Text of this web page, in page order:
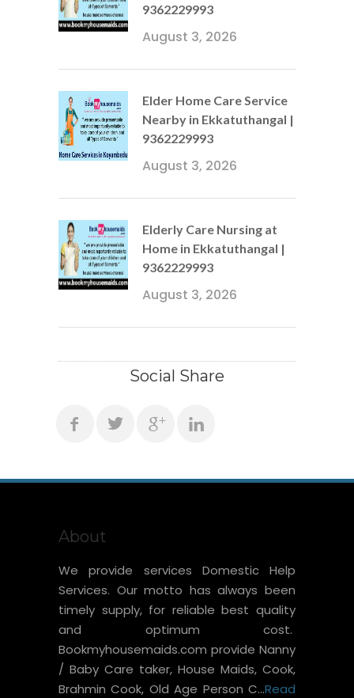
9362229993
August 3, 2026
Elder Home Care Service
Nearby in Ekkatuthangal |
9362229993
August 3, 2026
Elderly Care Nursing at
Home in Ekkatuthangal |
9362229993
August 3, 2026
Social Share
About
We provide services Domestic Help
Services. Our motto has always been
timely supply, for reliable best quality
and optimum cost.
Bookmyhousemaids.com provide Nanny
/ Baby Care taker, House Maids, Cook,
Brahmin Cook, Old Age Person C...Read